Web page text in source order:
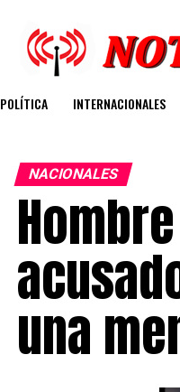
POLÍTICA INTERNACIONALES
NACIONALES
una